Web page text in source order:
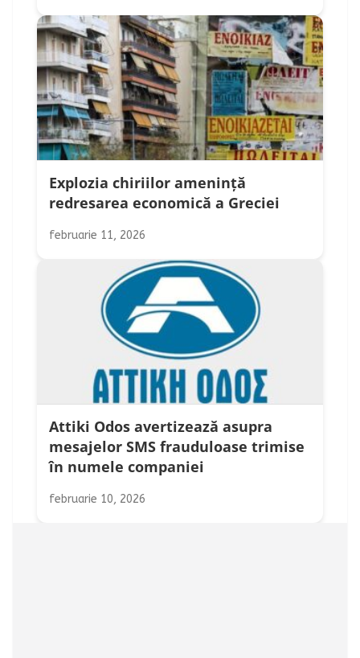
Explozia chiriilor amenință
redresarea economică a Greciei
februarie 11, 2026
Attiki Odos avertizează asupra
mesajelor SMS frauduloase trimise
în numele companiei
februarie 10, 2026